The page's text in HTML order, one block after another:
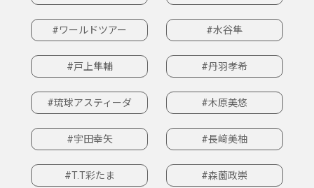
#ワールドツアー #水谷隼
#戸上隼輔 #丹羽孝希
#琉球アスティーダ #木原美悠
#宇田幸矢 #長﨑美柚
#T.T彩たま #森薗政崇